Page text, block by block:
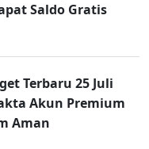
Saldo Gratis
Terbaru 25 Juli
Akun Premium
Aman